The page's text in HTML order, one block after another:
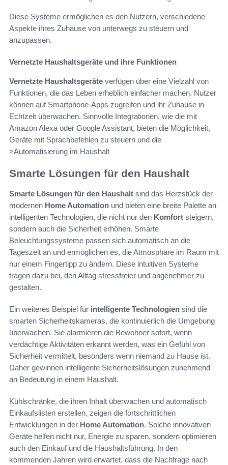
Diese Systeme ermöglichen es den Nutzern, verschiedene
Aspekte ihres Zuhause von unterwegs zu steuern und
anzupassen.
Vernetzte Haushaltsgeräte und ihre Funktionen
Vernetzte Haushaltsgeräte verfügen über eine Vielzahl von
Funktionen, die das Leben erheblich einfacher machen. Nutzer
können auf Smartphone-Apps zugreifen und ihr Zuhause in
Echtzeit überwachen. Sinnvolle Integrationen, wie die mit
Amazon Alexa oder Google Assistant, bieten die Möglichkeit,
Geräte mit Sprachbefehlen zu steuern und die
>Automatisierung im Haushalt
Smarte Lösungen für den Haushalt
Smarte Lösungen für den Haushalt sind das Herzstück der
modernen Home Automation und bieten eine breite Palette an
intelligenten Technologien, die nicht nur den Komfort steigern,
sondern auch die Sicherheit erhöhen. Smarte
Beleuchtungssysteme passen sich automatisch an die
Tageszeit an und ermöglichen es, die Atmosphäre im Raum mit
nur einem Fingertipp zu ändern. Diese intuitiven Systeme
tragen dazu bei, den Alltag stressfreier und angenehmer zu
gestalten.
Ein weiteres Beispiel für intelligente Technologien sind die
smarten Sicherheitskameras, die kontinuierlich die Umgebung
überwachen. Sie alarmieren die Bewohner sofort, wenn
verdächtige Aktivitäten erkannt werden, was ein Gefühl von
Sicherheit vermittelt, besonders wenn niemand zu Hause ist.
Daher gewinnen intelligente Sicherheitslösungen zunehmend
an Bedeutung in einem Haushalt.
Kühlschränke, die ihren Inhalt überwachen und automatisch
Einkaufslisten erstellen, zeigen die fortschrittlichen
Entwicklungen in der Home Automation. Solche innovativen
Geräte helfen nicht nur, Energie zu sparen, sondern optimieren
auch den Einkauf und die Haushaltsführung. In den
kommenden Jahren wird erwartet, dass die Nachfrage nach